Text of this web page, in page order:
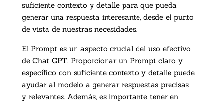
suficiente contexto y detalle para que pueda
generar una respuesta interesante, desde el punto
de vista de nuestras necesidades.
El Prompt es un aspecto crucial del uso efectivo
de Chat GPT. Proporcionar un Prompt claro y
específico con suficiente contexto y detalle puede
ayudar al modelo a generar respuestas precisas
y relevantes. Además, es importante tener en